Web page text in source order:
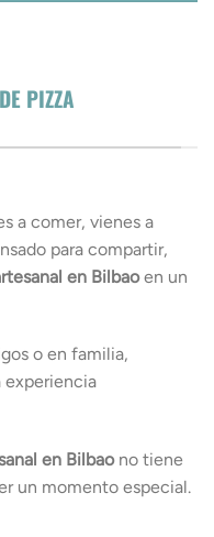
PIZZA
a comer, vienes a
para compartir,
en Bilbaoen un
o en familia,
experiencia
en Bilbaono tiene
un momento especial.